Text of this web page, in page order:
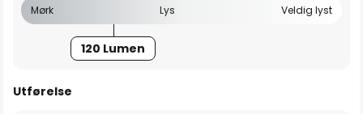
Mørk Lys Veldig lyst
120 Lumen
Utførelse